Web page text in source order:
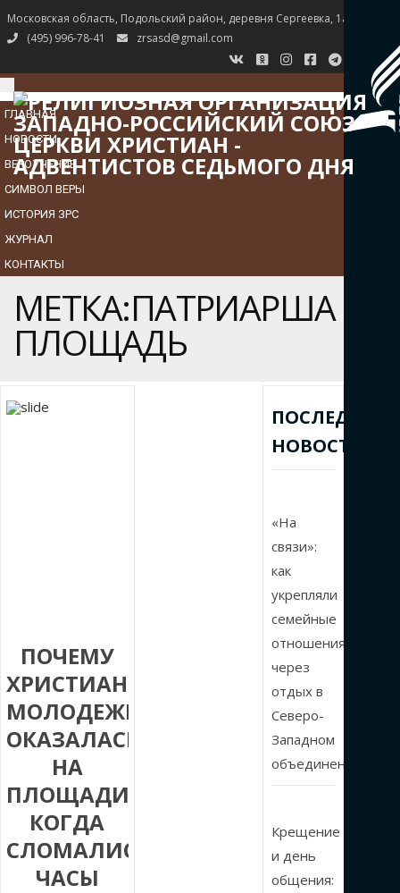
Московская область, Подольский район, деревня Сергеевка, 1а
(495) 996-78-41
zrsasd@gmail.com
TOGGLE
NAVIGATION
ГЛАВНАЯ
НОВОСТИ
ВЕРОУЧЕНИЕ
СИМВОЛ ВЕРЫ
ИСТОРИЯ ЗРС
ЖУРНАЛ
КОНТАКТЫ
МЕТКА:ПАТРИАРША
ПЛОЩАДЬ
ПОЧЕМУ
ХРИСТИАНСКАЯ
МОЛОДЕЖЬ
ОКАЗАЛАСЬ
НА
ПЛОЩАДИ,
КОГДА
СЛОМАЛИСЬ
ЧАСЫ
ПОСЛЕДНИЕ
НОВОСТИ
«На
связи»:
как
укрепляли
семейные
отношения
через
отдых в
Северо-
Западном
объединении
Крещение
и день
общения: